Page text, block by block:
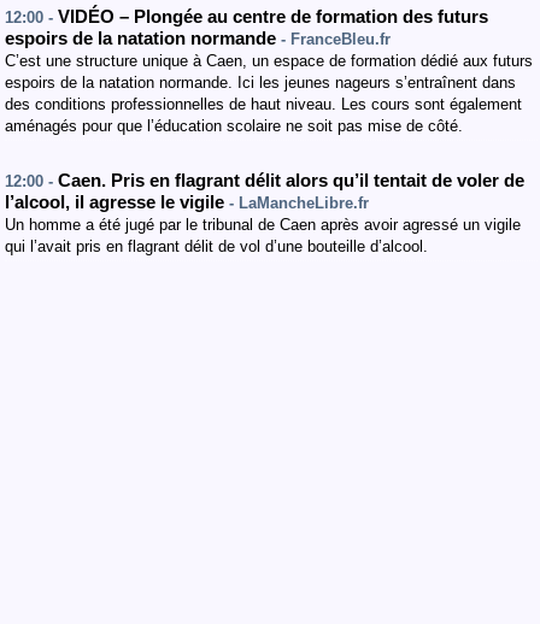
12:00 - VIDÉO – Plongée au centre de formation des futurs
espoirs de la natation normande - FranceBleu.fr
C’est une structure unique à Caen, un espace de formation dédié aux futurs
espoirs de la natation normande. Ici les jeunes nageurs s’entraînent dans
des conditions professionnelles de haut niveau. Les cours sont également
aménagés pour que l’éducation scolaire ne soit pas mise de côté.
12:00 - Caen. Pris en flagrant délit alors qu’il tentait de voler de
l’alcool, il agresse le vigile - LaMancheLibre.fr
Un homme a été jugé par le tribunal de Caen après avoir agressé un vigile
qui l’avait pris en flagrant délit de vol d’une bouteille d’alcool.